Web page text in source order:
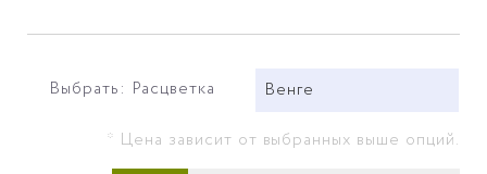
Выбрать: Расцветка Венге
* Цена зависит от выбранных выше опций.